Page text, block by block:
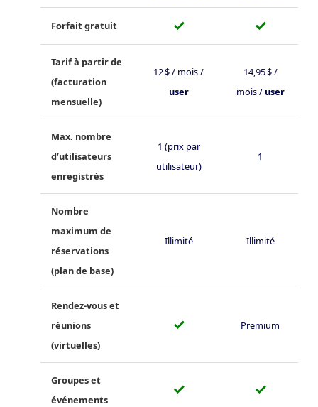
Forfait gratuit ✓ ✓
Tarif à partir de
(facturation
mensuelle)
12 $ / mois /
user
14,95 $ /
mois / user
Max. nombre
d’utilisateurs
enregistrés
1 (prix par
utilisateur)
1
Nombre
maximum de
réservations
(plan de base)
Illimité Illimité
Rendez-vous et
réunions
(virtuelles)
✓ Premium
Groupes et
événements
✓ ✓